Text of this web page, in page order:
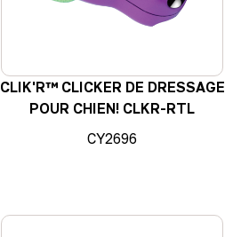
CLIK'R™ CLICKER DE DRESSAGE
POUR CHIEN! CLKR-RTL
CY2696